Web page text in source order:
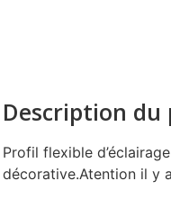
Description
Profil flexible
décorative.Atention il y